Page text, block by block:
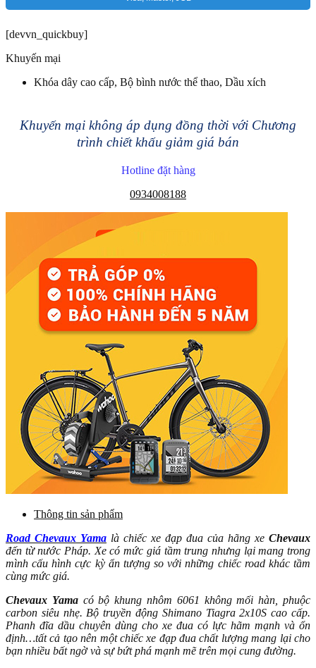
[devvn_quickbuy]
Khuyến mại
Khóa dây cao cấp, Bộ bình nước thể thao, Dầu xích
Khuyến mại không áp dụng đồng thời với Chương
trình chiết khấu giảm giá bán
Hotline đặt hàng
0934008188
Thông tin sản phẩm
Road Chevaux Yama là chiếc xe đạp đua của hãng xe Chevaux
đến từ nước Pháp. Xe có mức giá tầm trung nhưng lại mang trong
mình cấu hình cực kỳ ẩn tượng so với những chiếc road khác tầm
cùng mức giá.
Chevaux Yamacó bộ khung nhôm 6061 không mối hàn, phuộc
carbon siêu nhẹ. Bộ truyền động Shimano Tiagra 2x10S cao cấp.
Phanh đĩa dầu chuyên dùng cho xe đua có lực hãm mạnh và ổn
định…tất cả tạo nên một chiếc xe đạp đua chất lượng mang lại cho
bạn nhiều bất ngờ và sự bứt phá mạnh mẽ trên mọi cung đường.